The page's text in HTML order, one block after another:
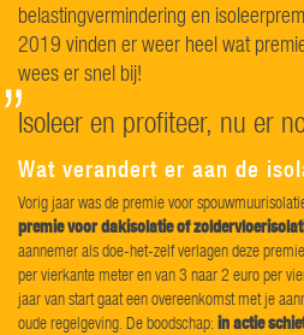
belastingvermindering en
2019 vinden er weer heel wat
wees er snel bij!
Isoleer en profiteer, nu er
Wat verandert er aan de
Vorig jaar was de premie voor
premie voor dakisolatie of
aannemer als doe-het-zelf verlagen deze
per vierkante meter en van 3 naar 2 euro per
jaar van start gaat een overeenkomst met je
oude regelgeving. De boodschap:in actie